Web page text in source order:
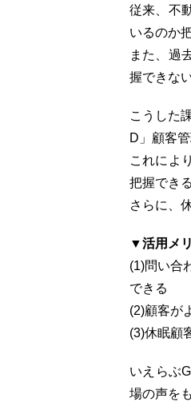
従来、不
いるのか
また、過
握できな
こうした
D」顧客
これによ
把握でき
さらに、
▼活用メ
(1)問い合
できる
(2)顧客が
(3)休眠顧
いえらぶ
場の声を